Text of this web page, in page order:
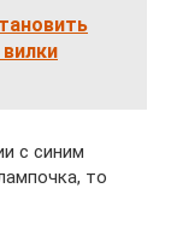
с синим
то